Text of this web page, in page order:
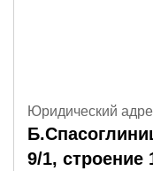
Юридический
9/1, строение